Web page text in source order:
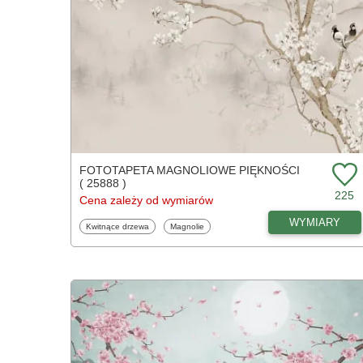
FOTOTAPETA MAGNOLIOWE PIĘKNOŚCI
( 25888 )
Cena zależy od wymiarów
225
Fototapety
Kwitnące drzewa Fototapety
Magnolie WYMIARY